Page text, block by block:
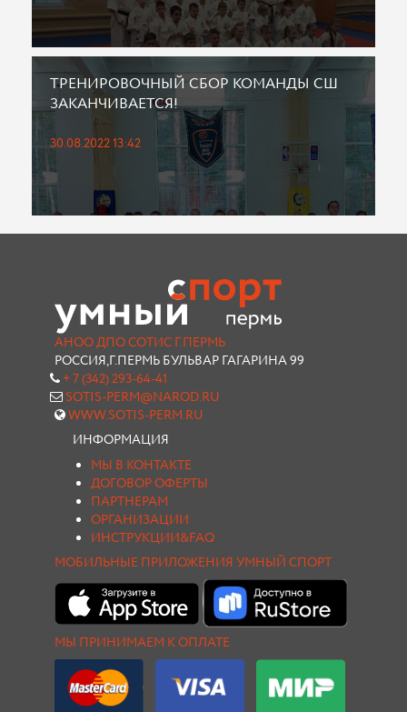
ТРЕНИРОВОЧНЫЙ СБОР КОМАНДЫ СШ
ЗАКАНЧИВАЕТСЯ!
30.08.2022 13:42
АНОО ДПО СОТИС Г.ПЕРМЬ
РОССИЯ,Г.ПЕРМЬ БУЛЬВАР ГАГАРИНА 99
+ 7 (342) 293-64-41
SOTIS-PERM@NAROD.RU
WWW.SOTIS-PERM.RU
ИНФОРМАЦИЯ
МЫ В КОНТАКТЕ
ДОГОВОР ОФЕРТЫ
ПАРТНЕРАМ
ОРГАНИЗАЦИИ
ИНСТРУКЦИИ&FAQ
МОБИЛЬНЫЕ ПРИЛОЖЕНИЯ УМНЫЙ СПОРТ
МЫ ПРИНИМАЕМ К ОПЛАТЕ